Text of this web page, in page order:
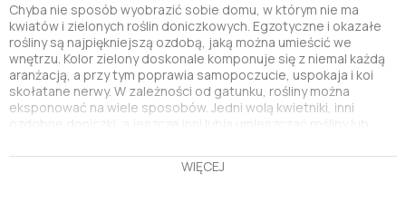
Chyba nie sposób wyobrazić sobie domu, w którym nie ma
kwiatów i zielonych roślin doniczkowych. Egzotyczne i okazałe
rośliny są najpiękniejszą ozdobą, jaką można umieścić we
wnętrzu. Kolor zielony doskonale komponuje się z niemal każdą
aranżacją, a przy tym poprawia samopoczucie, uspokaja i koi
skołatane nerwy. W zależności od gatunku, rośliny można
eksponować na wiele sposobów. Jedni wolą kwietniki, inni
ozdobne doniczki, a jeszcze inni lubią umieszczać rośliny lub
pięknych wazonów, utrzymanych w wielu różnych estetykach.
WIĘCEJ